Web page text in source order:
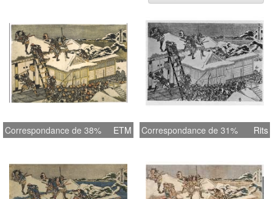
Correspondance de 38% ETM Correspondance de 31% Rits